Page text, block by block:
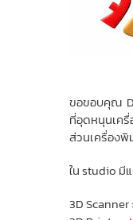
ขอขอบคุณ
ที่อุดหนุนเครื่
ส่วนเครื่องพิ
ใน studio มี
3D Scanner :